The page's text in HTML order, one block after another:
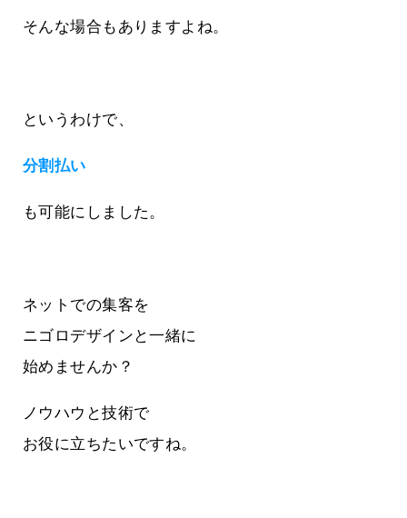
そんな場合もありますよね。
というわけで、
分割払い
も可能にしました。
ネットでの集客を
ニゴロデザインと一緒に
始めませんか？
ノウハウと技術で
お役に立ちたいですね。